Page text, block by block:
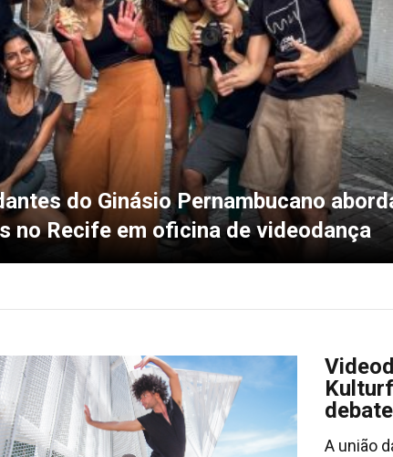
do Ginásio Pernambucano
no Recife em oficina de videodança
A união